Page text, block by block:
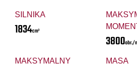
SILNIKA
1834cm³
3800obr./
MAKSYMALNY
MASA